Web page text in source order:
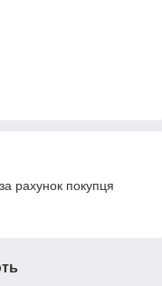
рахунок покупця